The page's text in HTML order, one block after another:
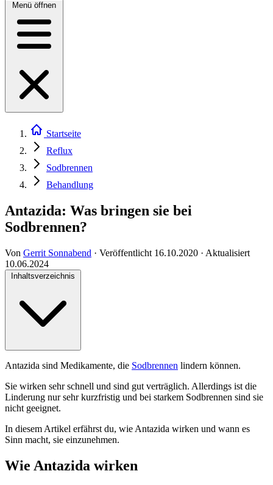
Menü öffnen
Startseite
Reflux
Sodbrennen
Behandlung
Antazida: Was bringen sie bei
Sodbrennen?
Von Gerrit Sonnabend · Veröffentlicht 16.10.2020 · Aktualisiert
10.06.2024
Inhaltsverzeichnis
Antazida sind Medikamente, die Sodbrennen lindern können.
Sie wirken sehr schnell und sind gut verträglich. Allerdings ist die
Linderung nur sehr kurzfristig und bei starkem Sodbrennen sind sie
nicht geeignet.
In diesem Artikel erfährst du, wie Antazida wirken und wann es
Sinn macht, sie einzunehmen.
Wie Antazida wirken